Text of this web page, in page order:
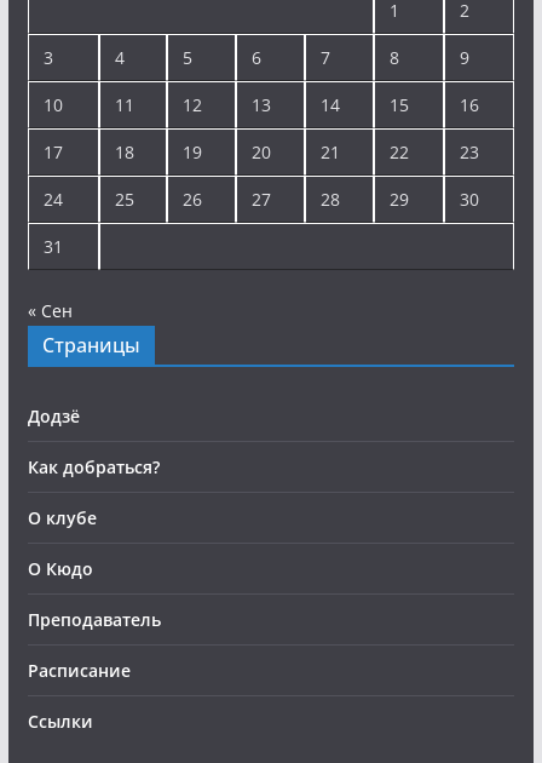
1 2
3 4 5 6 7 8 9
10 11 12 13 14 15 16
17 18 19 20 21 22 23
24 25 26 27 28 29 30
31
« Сен
Страницы
Додзё
Как добраться?
О клубе
О Кюдо
Преподаватель
Расписание
Ссылки